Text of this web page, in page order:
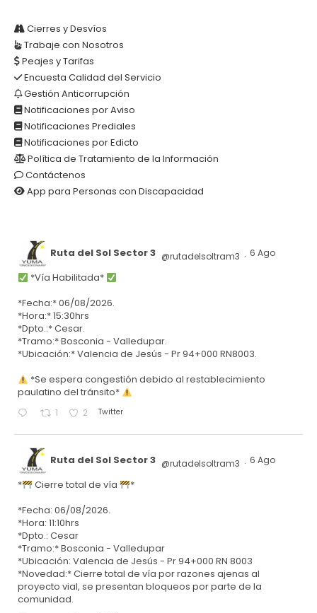
Cierres y Desvíos
Trabaje con Nosotros
Peajes y Tarifas
Encuesta Calidad del Servicio
Gestión Anticorrupción
Notificaciones por Aviso
Notificaciones Prediales
Notificaciones por Edicto
Política de Tratamiento de la Información
Contáctenos
App para Personas con Discapacidad
Ruta del Sol Sector 3 @rutadelsoltram3 · 6 Ago
*Vía Habilitada*
*Fecha:* 06/08/2026.
*Hora:* 15:30hrs
*Dpto.:* Cesar.
*Tramo:* Bosconia - Valledupar.
*Ubicación:* Valencia de Jesús - Pr 94+000 RN8003.
*Se espera congestión debido al restablecimiento
paulatino del tránsito*
1 2 Twitter
Ruta del Sol Sector 3 @rutadelsoltram3 · 6 Ago
* Cierre total de vía
*
*Fecha: 06/08/2026.
*Hora: 11:10hrs
*Dpto.: Cesar
*Tramo:* Bosconia - Valledupar
*Ubicación: Valencia de Jesús - Pr 94+000 RN 8003
*Novedad:* Cierre total de vía por razones ajenas al
proyecto vial, se presentan bloqueos por parte de la
comunidad.